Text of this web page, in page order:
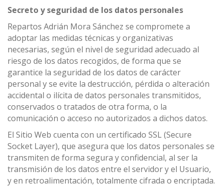
Secreto y seguridad de los datos personales
Repartos Adrián Mora Sánchez se compromete a
adoptar las medidas técnicas y organizativas
necesarias, según el nivel de seguridad adecuado al
riesgo de los datos recogidos, de forma que se
garantice la seguridad de los datos de carácter
personal y se evite la destrucción, pérdida o alteración
accidental o ilícita de datos personales transmitidos,
conservados o tratados de otra forma, o la
comunicación o acceso no autorizados a dichos datos.
El Sitio Web cuenta con un certificado SSL (Secure
Socket Layer), que asegura que los datos personales se
transmiten de forma segura y confidencial, al ser la
transmisión de los datos entre el servidor y el Usuario,
y en retroalimentación, totalmente cifrada o encriptada.